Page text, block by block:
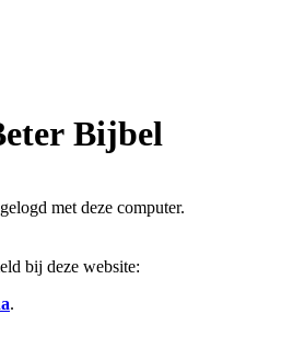
Bijbel
met deze computer.
bij deze website:
.